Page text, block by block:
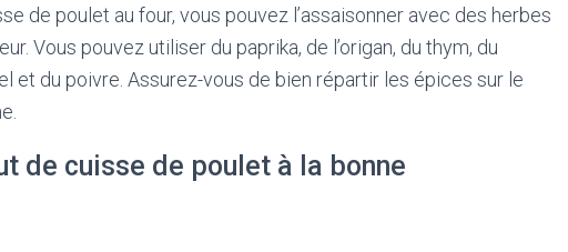
de poulet au four, vous pouvez l’assaisonner avec des herbes
Vous pouvez utiliser du paprika, de l’origan, du thym, du
et du poivre. Assurez-vous de bien répartir les épices sur le
de cuisse de poulet à la bonne